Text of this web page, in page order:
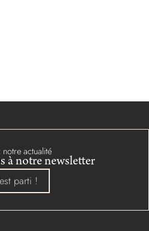
notre actualité
à notre newsletter
parti !